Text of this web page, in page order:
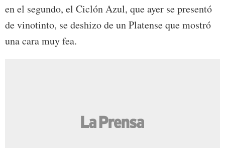
en el segundo, el Ciclón Azul, que ayer se presentó
de vinotinto, se deshizo de un Platense que mostró
una cara muy fea.